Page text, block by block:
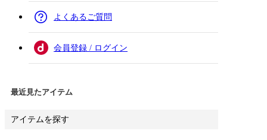
よくあるご質問
会員登録 / ログイン
最近見たアイテム
アイテムを探す